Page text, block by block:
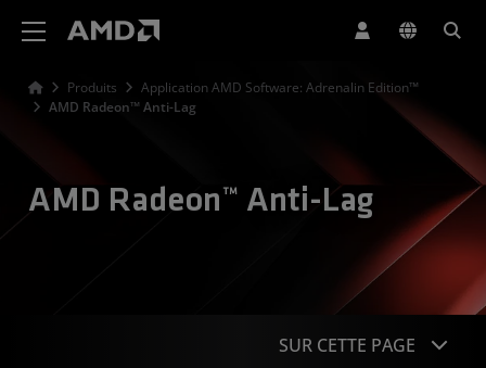
Produits
Application AMD Software: Adrenalin Edition™
AMD Radeon™ Anti-Lag
AMD Radeon™ Anti-Lag
SUR CETTE PAGE